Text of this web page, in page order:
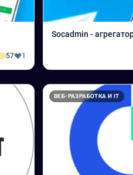
57 1
Socadmin -
ВЕБ-РАЗРАБОТКА И IT